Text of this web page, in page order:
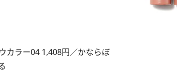
カラー04 1,408円／かならぼ